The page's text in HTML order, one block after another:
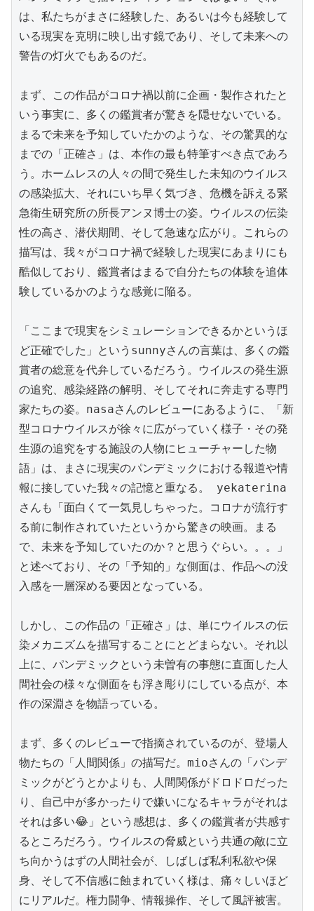
は、私たちがまさに経験した、あるいは今も経験して
いる現実を克明に映し出す鏡であり、そして未来への
警告の灯火でもあるのだ。
まず、この作品がコロナ禍以前に企画・製作されたと
いう事実に、多くの鑑賞者が驚きを隠せないでいる。
まるで未来を予知していたかのような、その驚異的な
までの「正確さ」は、本作の最も特筆すべき点であろ
う。ホームレスの人々の間で発生した未知のウイルス
の感染拡大、それにいち早く気づき、危機を訴える緊
急衛生研究所の所長アンヌ博士の姿。ウイルスの伝染
性の高さ、潜伏期間、そして急速な広がり。これらの
描写は、我々がコロナ禍で経験した現実にあまりにも
酷似しており、鑑賞者はまるで自分たちの体験を追体
験しているかのような感覚に陥る。
「ここまで現実をシミュレーションできるかというほ
ど正確でした」というsunnyさんの言葉は、多くの鑑
賞者の総意を代弁しているだろう。ウイルスの発生源
の追究、感染経路の解明、そしてそれに奔走する専門
家たちの姿。nasaさんのレビューにあるように、「新
型コロナウイルスが徐々に広がっていく様子・その発
生源の追究をする施設の人物にヒューチャーした物
語」は、まさに現実のパンデミックにおける報道や情
報に接していた我々の記憶と重なる。 yekaterina
さんも「面白くて一気見しちゃった。コロナが流行す
る前に制作されていたというから驚きの映画。まる
で、未来を予知していたのか？と思うぐらい。。。」
と述べており、その「予知的」な側面は、作品への没
入感を一層深める要因となっている。
しかし、この作品の「正確さ」は、単にウイルスの伝
染メカニズムを描写することにとどまらない。それ以
上に、パンデミックという未曽有の事態に直面した人
間社会の様々な側面をも浮き彫りにしている点が、本
作の深淵さを物語っている。
まず、多くのレビューで指摘されているのが、登場人
物たちの「人間関係」の描写だ。mioさんの「パンデ
ミックがどうとかよりも、人間関係がドロドロだった
り、自己中が多かったりで嫌いになるキャラがそれは
それは多い😂」という感想は、多くの鑑賞者が共感す
るところだろう。ウイルスの脅威という共通の敵に立
ち向かうはずの人間社会が、しばしば私利私欲や保
身、そして不信感に蝕まれていく様は、痛々しいほど
にリアルだ。権力闘争、情報操作、そして風評被害。